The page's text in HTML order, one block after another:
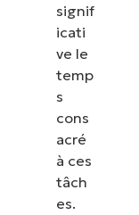
signif
icati
ve le
temp
s
cons
acré
à ces
tâch
es.